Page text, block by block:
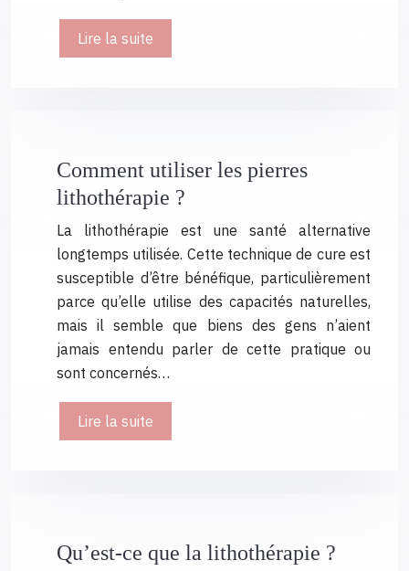
Lire la suite
Comment utiliser les pierres
lithothérapie ?
La lithothérapie est une santé alternative
longtemps utilisée. Cette technique de cure est
susceptible d’être bénéfique, particulièrement
parce qu’elle utilise des capacités naturelles,
mais il semble que biens des gens n’aient
jamais entendu parler de cette pratique ou
sont concernés…
Lire la suite
Qu’est-ce que la lithothérapie ?